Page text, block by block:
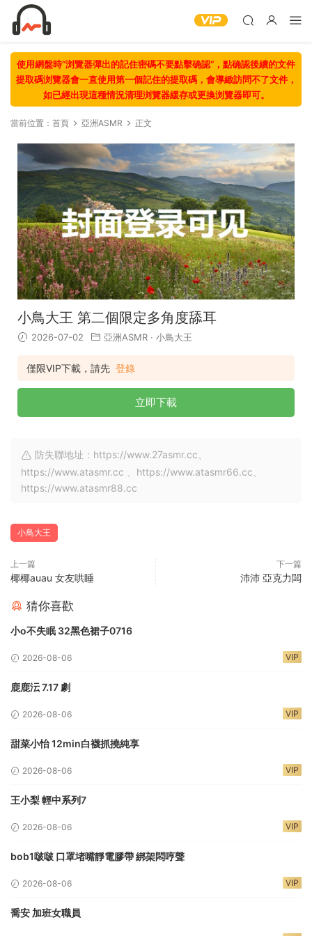
使用網盤時“浏覽器彈出的記住密碼不要點擊确認“，點确認後續的文件
提取碼浏覽器會一直使用第一個記住的提取碼，會導緻訪問不了文件，
如已經出現這種情況清理浏覽器緩存或更換浏覽器即可。
當前位置： 首頁 亞洲ASMR 正文
小鳥大王 第二個限定多角度舔耳
2026-07-02 亞洲ASMR · 小鳥大王
僅限VIP下載，請先 登錄
立即下載
防失聯地址：https://www.27asmr.cc、
https://www.atasmr.cc 、https://www.atasmr66.cc、
https://www.atasmr88.cc
小鳥大王
上一篇
椰椰auau 女友哄睡
下一篇
沛沛 亞克力闆
猜你喜歡
小o不失眠 32黑色裙子0716
2026-08-06 VIP
鹿鹿沄 7.17 劇
2026-08-06 VIP
甜菜小怡 12min白襪抓撓純享
2026-08-06 VIP
王小梨 輕中系列7
2026-08-06 VIP
bob1啵啵 口罩堵嘴靜電膠帶 綁架悶哼聲
2026-08-06 VIP
喬安 加班女職員